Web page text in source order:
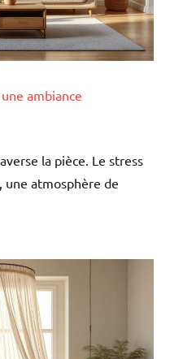
ambiance
la pièce. Le stress
une atmosphère de